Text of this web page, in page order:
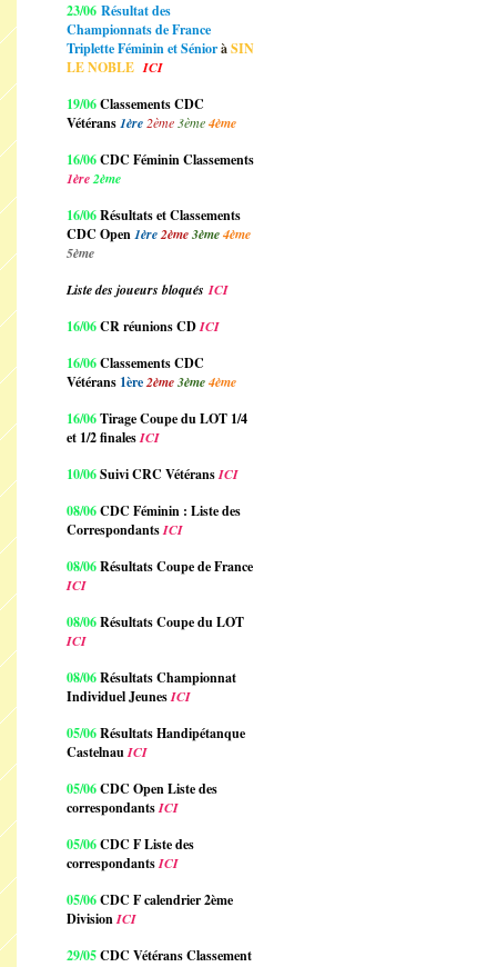
23/06 Résultat des
Championnats de France
Triplette Féminin et SénioràSIN
LE NOBLEICI
19/06Classements CDC
Vétérans1ère 2ème 3ème4ème
16/06CDC Féminin Classements
1ère2ème
16/06Résultats et Classements
CDC Open1ère2ème3ème4ème
5ème
Liste des joueurs bloqués ICI
16/06CR réunions CDICI
16/06Classements CDC
Vétérans 1ère2ème3ème4ème
16/06Tirage Coupe du LOT 1/4
et 1/2 finalesICI
10/06Suivi CRC VétéransICI
08/06CDC Féminin : Liste des
CorrespondantsICI
08/06Résultats Coupe de France
ICI
08/06Résultats Coupe du LOT
ICI
08/06Résultats Championnat
Individuel JeunesICI
05/06Résultats Handipétanque
CastelnauICI
05/06CDC Open Liste des
correspondantsICI
05/06CDC F Liste des
correspondantsICI
05/06CDC F calendrier 2ème
DivisionICI
29/05CDC Vétérans Classement